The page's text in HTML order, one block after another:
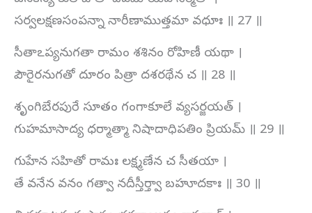
సర్వలక్షణసంపన్నా నారీణాముత్తమా వధూః ॥ 27 ॥
సీతాఽప్యనుగతా రామం శశినం రోహిణీ యథా ।
పౌరైరనుగతో దూరం పిత్రా దశరథేన చ ॥ 28 ॥
శృంగిబేరపురే సూతం గంగాకూలే వ్యసర్జయత్ ।
గుహమాసాద్య ధర్మాత్మా నిషాదాధిపతిం ప్రియమ్ ॥ 29 ॥
గుహేన సహితో రామః లక్ష్మణేన చ సీతయా ।
తే వనేన వనం గత్వా నదీస్తీర్త్వా బహూదకాః ॥ 30 ॥